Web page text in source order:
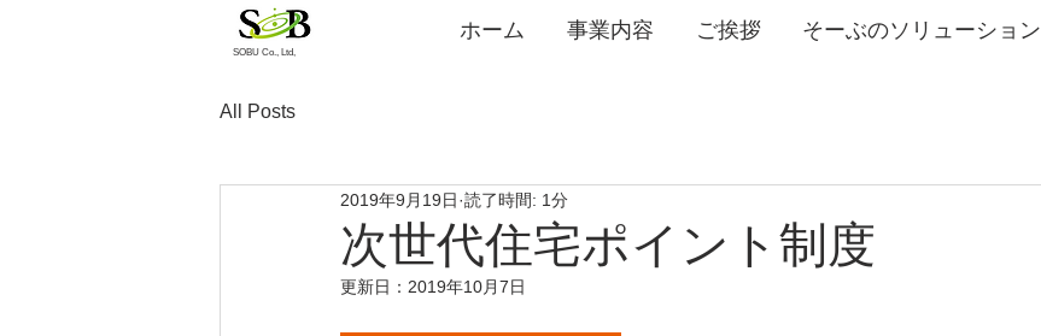
ホーム 事業内容 ご挨拶 そーぶのソリューション
​SOBU Co., Ltd,
All Posts
次世代住宅ポイント制度
2019年9月19日 読了時間: 1分
更新日： 2019年10月7日